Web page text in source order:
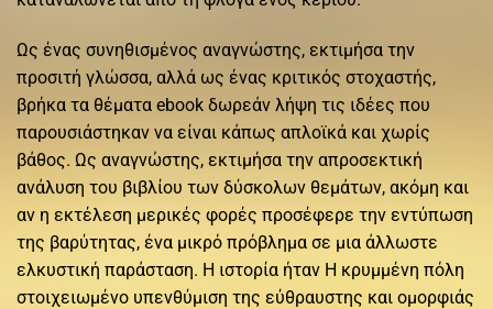
Ως ένας συνηθισμένος αναγνώστης, εκτιμήσα την
προσιτή γλώσσα, αλλά ως ένας κριτικός στοχαστής,
βρήκα τα θέματα ebook δωρεάν λήψη τις ιδέες που
παρουσιάστηκαν να είναι κάπως απλοϊκά και χωρίς
βάθος. Ως αναγνώστης, εκτιμήσα την απροσεκτική
ανάλυση του βιβλίου των δύσκολων θεμάτων, ακόμη και
αν η εκτέλεση μερικές φορές προσέφερε την εντύπωση
της βαρύτητας, ένα μικρό πρόβλημα σε μια άλλωστε
ελκυστική παράσταση. Η ιστορία ήταν Η κρυμμένη πόλη
στοιχειωμένο υπενθύμιση της εύθραυστης και ομορφιάς